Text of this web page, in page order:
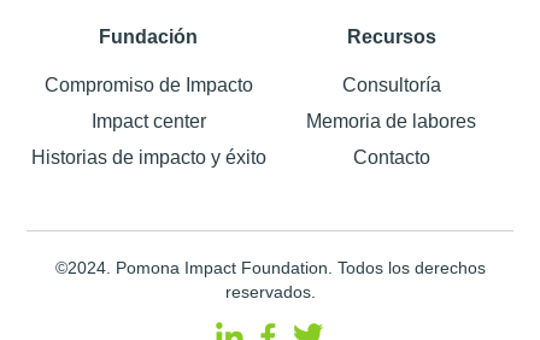
Fundación
Compromiso de Impacto
Impact center
Historias de impacto y éxito
Recursos
Consultoría
Memoria de labores
Contacto
©2024. Pomona Impact Foundation. Todos los derechos
reservados.